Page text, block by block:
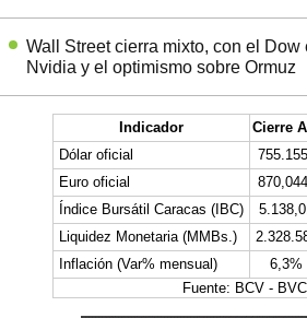
Wall Street cierra mixto, con el Dow
Nvidia y el optimismo sobre Ormuz
Indicador Cierre
Dólar oficial
Euro oficial
Índice Bursátil Caracas (IBC)
Liquidez Monetaria (MMBs.)
Inflación (Var% mensual)
6,3%
Fuente: BCV - BVC